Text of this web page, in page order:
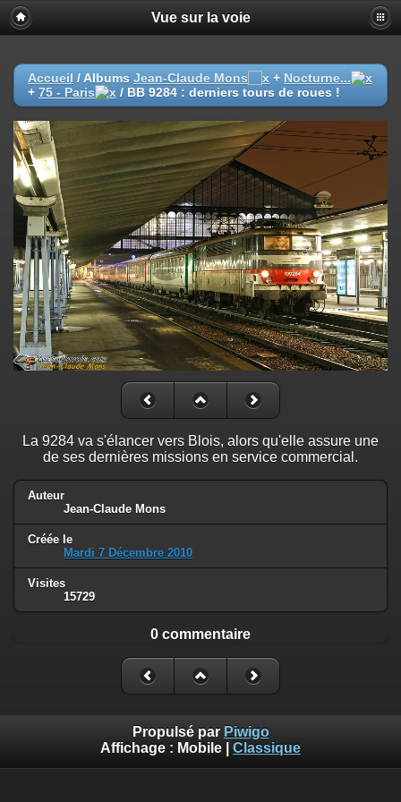
Vue sur la voie
Accueil / Albums Jean-Claude Mons + Nocturne...
+ 75 - Paris / BB 9284 : derniers tours de roues !
La 9284 va s'élancer vers Blois, alors qu'elle assure une
de ses dernières missions en service commercial.
Auteur
Jean-Claude Mons
Créée le
Mardi 7 Décembre 2010
Visites
15729
0 commentaire
Propulsé par Piwigo
Affichage : Mobile Classique